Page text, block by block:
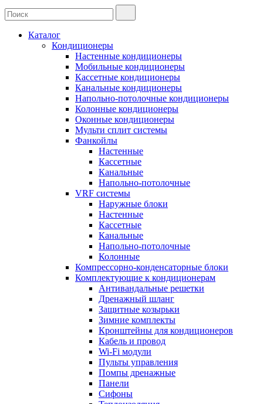
Каталог
Кондиционеры
Настенные кондиционеры
Мобильные кондиционеры
Кассетные кондиционеры
Канальные кондиционеры
Напольно-потолочные кондиционеры
Колонные кондиционеры
Оконные кондиционеры
Мульти сплит системы
Фанкойлы
Настенные
Кассетные
Канальные
Напольно-потолочные
VRF системы
Наружные блоки
Настенные
Кассетные
Канальные
Напольно-потолочные
Колонные
Компрессорно-конденсаторные блоки
Комплектующие к кондиционерам
Антивандальные решетки
Дренажный шланг
Защитные козырьки
Зимние комплекты
Кронштейны для кондиционеров
Кабель и провод
Wi-Fi модули
Пульты управления
Помпы дренажные
Панели
Сифоны